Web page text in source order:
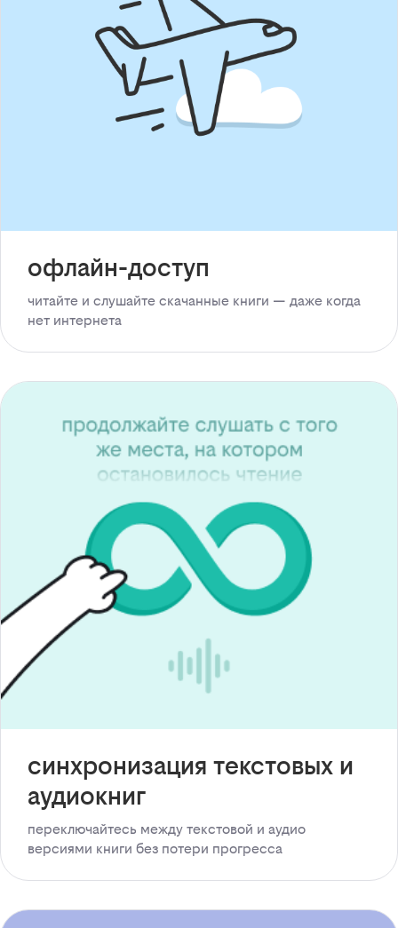
офлайн-доступ
читайте и слушайте скачанные книги — даже когда
нет интернета
синхронизация текстовых и
аудиокниг
переключайтесь между текстовой и аудио
версиями книги без потери прогресса